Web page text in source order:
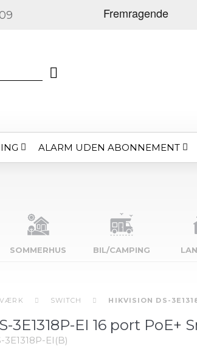
ALARM UDEN ABONNEMENT
SOMMERHUS BIL/CAMPING
SWITCH HIKVISION DS-
3E1318P-EI 16 port PoE+
3E1318P-EI(B)